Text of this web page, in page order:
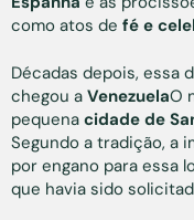
como atos de fé e
Décadas depois, essa
chegou a VenezuelaO
pequena cidade de
Segundo a tradição, a
por engano para essa
que havia sido